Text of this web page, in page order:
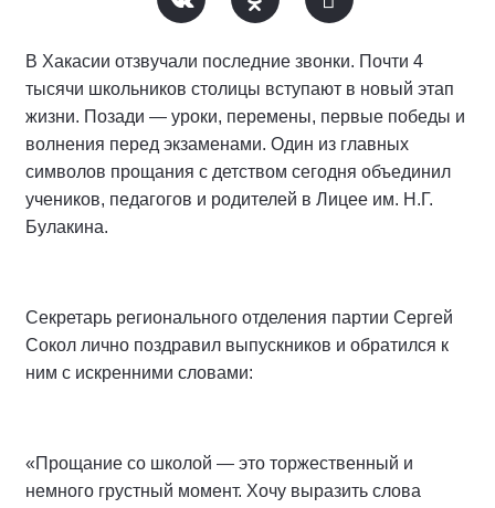
В Хакасии отзвучали последние звонки. Почти 4
тысячи школьников столицы вступают в новый этап
жизни. Позади — уроки, перемены, первые победы и
волнения перед экзаменами. Один из главных
символов прощания с детством сегодня объединил
учеников, педагогов и родителей в Лицее им. Н.Г.
Булакина.
Секретарь регионального отделения партии Сергей
Сокол лично поздравил выпускников и обратился к
ним с искренними словами:
«Прощание со школой — это торжественный и
немного грустный момент. Хочу выразить слова